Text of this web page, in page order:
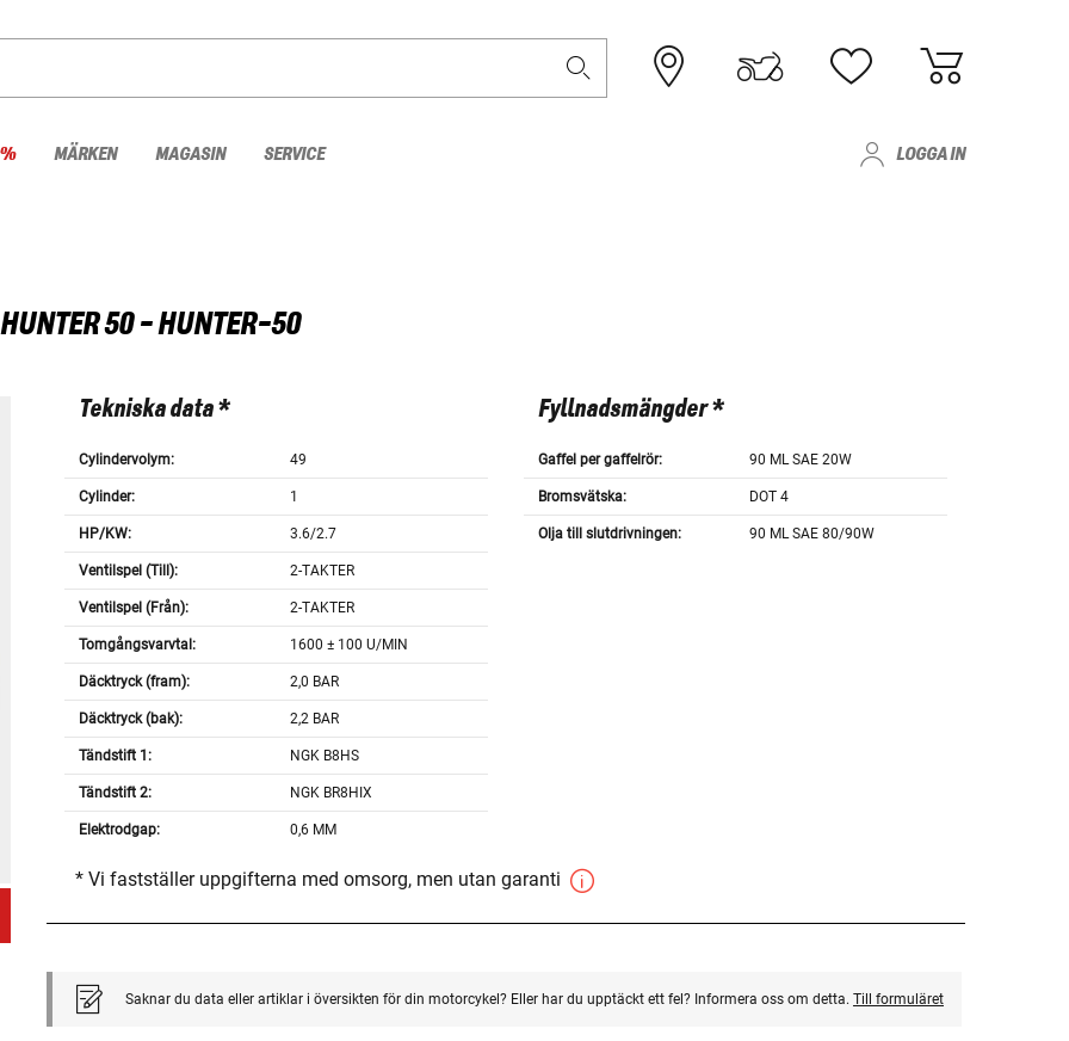
MÄRKEN MAGASIN SERVICE LOGGA IN
HUNTER 50 - HUNTER-50
Tekniska data *
Cylindervolym: 49
Cylinder: 1
HP/KW: 3.6/2.7
Ventilspel (Till): 2-TAKTER
Ventilspel (Från): 2-TAKTER
Tomgångsvarvtal: 1600 ± 100 U/MIN
Däcktryck (fram): 2,0 BAR
Däcktryck (bak): 2,2 BAR
Tändstift 1: NGK B8HS
Tändstift 2: NGK BR8HIX
Elektrodgap: 0,6 MM
Fyllnadsmängder *
Gaffel per gaffelrör: 90 ML SAE 20W
Bromsvätska: DOT 4
Olja till slutdrivningen: 90 ML SAE 80/90W
* Vi fastställer uppgifterna med omsorg, men utan garanti
Saknar du data eller artiklar i översikten för din motorcykel? Eller har du upptäckt ett fel? Informera oss om detta. Till formuläret